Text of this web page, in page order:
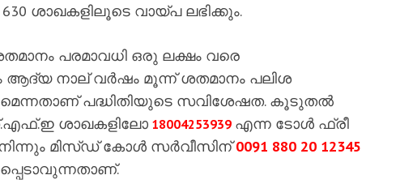
ശാഖകളിലൂടെ വായ്പ ലഭിക്കും.
പരമാവധി ഒരു ലക്ഷം വരെ
നാല് വർഷം മൂന്ന് ശതമാനം പലിശ
പദ്ധിതിയുടെ സവിശേഷത. കൂടുതൽ
ശാഖകളിലോ 18004253939 എന്ന ടോൾ ഫ്രീ
മിസ്ഡ് കോൾ സർവീസിന്0091 880 20 12345